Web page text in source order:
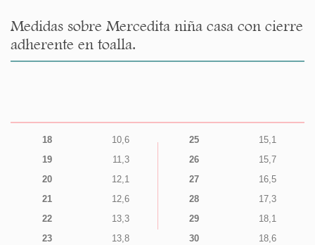
Medidas sobre Mercedita niña casa con cierre
adherente en toalla.
18
10,6
19
11,3
20
12,1
21
12,6
22
13,3
23
13,8
25
15,1
26
15,7
27
16,5
28
17,3
29
18,1
30
18,6